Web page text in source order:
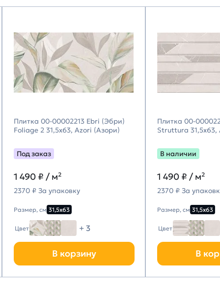
Плитка 00-00002213 Ebri (Эбри)
Foliage 2 31,5х63, Azori (Азори)
Под заказ
1 490 ₽ / м²
2370 ₽ За упаковку
Размер, см 31,5х63
Цвет + 3
В корзину
Плитка 00-
Struttura 31,5х63,
В наличии
1 490 ₽ / м²
2370 ₽ За
Размер, см 31,5х63
Цвет
В